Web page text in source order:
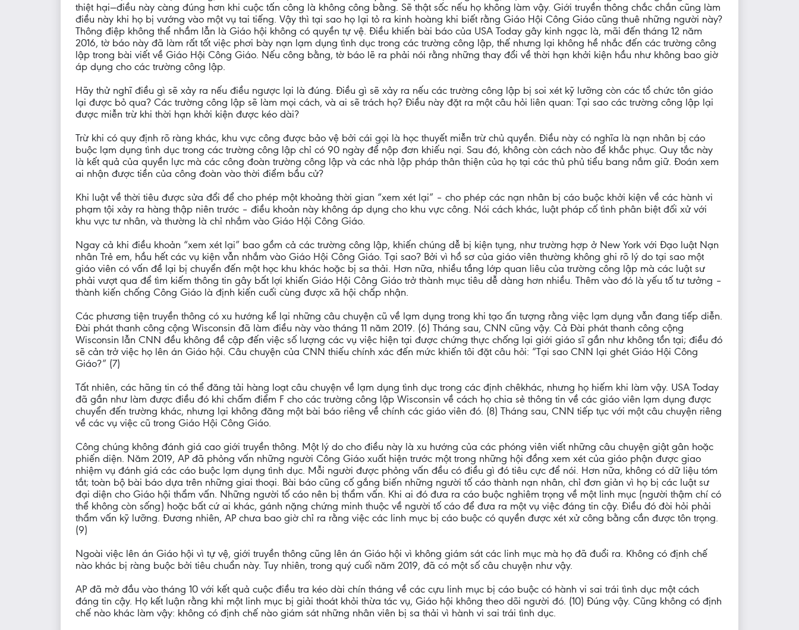
thiệt hại—điều này càng đúng hơn khi cuộc tấn công là không công bằng. Sẽ thật sốc nếu họ không làm vậy. Giới truyền thông chắc chắn cũng làm
điều này khi họ bị vướng vào một vụ tai tiếng. Vậy thì tại sao họ lại tỏ ra kinh hoàng khi biết rằng Giáo Hội Công Giáo cũng thuê những người này?
Thông điệp không thể nhầm lẫn là Giáo hội không có quyền tự vệ. Điều khiến bài báo của USA Today gây kinh ngạc là, mãi đến tháng 12 năm
2016, tờ báo này đã làm rất tốt việc phơi bày nạn lạm dụng tình dục trong các trường công lập, thế nhưng lại không hề nhắc đến các trường công
lập trong bài viết về Giáo Hội Công Giáo. Nếu công bằng, tờ báo lẽ ra phải nói rằng những thay đổi về thời hạn khởi kiện hầu như không bao giờ
áp dụng cho các trường công lập.
Hãy thử nghĩ điều gì sẽ xảy ra nếu điều ngược lại là đúng. Điều gì sẽ xảy ra nếu các trường công lập bị soi xét kỹ lưỡng còn các tổ chức tôn giáo
lại được bỏ qua? Các trường công lập sẽ làm mọi cách, và ai sẽ trách họ? Điều này đặt ra một câu hỏi liên quan: Tại sao các trường công lập lại
được miễn trừ khi thời hạn khởi kiện được kéo dài?
Trừ khi có quy định rõ ràng khác, khu vực công được bảo vệ bởi cái gọi là học thuyết miễn trừ chủ quyền. Điều này có nghĩa là nạn nhân bị cáo
buộc lạm dụng tình dục trong các trường công lập chỉ có 90 ngày để nộp đơn khiếu nại. Sau đó, không còn cách nào để khắc phục. Quy tắc này
là kết quả của quyền lực mà các công đoàn trường công lập và các nhà lập pháp thân thiện của họ tại các thủ phủ tiểu bang nắm giữ. Đoán xem
ai nhận được tiền của công đoàn vào thời điểm bầu cử?
Khi luật về thời tiêu được sửa đổi để cho phép một khoảng thời gian “xem xét lại” – cho phép các nạn nhân bị cáo buộc khởi kiện về các hành vi
phạm tội xảy ra hàng thập niên trước – điều khoản này không áp dụng cho khu vực công. Nói cách khác, luật pháp cố tình phân biệt đối xử với
khu vực tư nhân, và thường là chỉ nhắm vào Giáo Hội Công Giáo.
Ngay cả khi điều khoản “xem xét lại” bao gồm cả các trường công lập, khiến chúng dễ bị kiện tụng, như trường hợp ở New York với Đạo luật Nạn
nhân Trẻ em, hầu hết các vụ kiện vẫn nhắm vào Giáo Hội Công Giáo. Tại sao? Bởi vì hồ sơ của giáo viên thường không ghi rõ lý do tại sao một
giáo viên có vấn đề lại bị chuyển đến một học khu khác hoặc bị sa thải. Hơn nữa, nhiều tầng lớp quan liêu của trường công lập mà các luật sư
phải vượt qua để tìm kiếm thông tin gây bất lợi khiến Giáo Hội Công Giáo trở thành mục tiêu dễ dàng hơn nhiều. Thêm vào đó là yếu tố tư tưởng –
thành kiến chống Công Giáo là định kiến cuối cùng được xã hội chấp nhận.
Các phương tiện truyền thông có xu hướng kể lại những câu chuyện cũ về lạm dụng trong khi tạo ấn tượng rằng việc lạm dụng vẫn đang tiếp diễn.
Đài phát thanh công cộng Wisconsin đã làm điều này vào tháng 11 năm 2019. (6) Tháng sau, CNN cũng vậy. Cả Đài phát thanh công cộng
Wisconsin lẫn CNN đều không đề cập đến việc số lượng các vụ việc hiện tại được chứng thực chống lại giới giáo sĩ gần như không tồn tại; điều đó
sẽ cản trở việc họ lên án Giáo hội. Câu chuyện của CNN thiếu chính xác đến mức khiến tôi đặt câu hỏi: “Tại sao CNN lại ghét Giáo Hội Công
Giáo?” (7)
Tất nhiên, các hãng tin có thể đăng tải hàng loạt câu chuyện về lạm dụng tình dục trong các định chêkhác, nhưng họ hiếm khi làm vậy. USA Today
đã gần như làm được điều đó khi chấm điểm F cho các trường công lập Wisconsin về cách họ chia sẻ thông tin về các giáo viên lạm dụng được
chuyển đến trường khác, nhưng lại không đăng một bài báo riêng về chính các giáo viên đó. (8) Tháng sau, CNN tiếp tục với một câu chuyện riêng
về các vụ việc cũ trong Giáo Hội Công Giáo.
Công chúng không đánh giá cao giới truyền thông. Một lý do cho điều này là xu hướng của các phóng viên viết những câu chuyện giật gân hoặc
phiến diện. Năm 2019, AP đã phỏng vấn những người Công Giáo xuất hiện trước một trong những hội đồng xem xét của giáo phận được giao
nhiệm vụ đánh giá các cáo buộc lạm dụng tình dục. Mỗi người được phỏng vấn đều có điều gì đó tiêu cực để nói. Hơn nữa, không có dữ liệu tóm
tắt; toàn bộ bài báo dựa trên những giai thoại. Bài báo cũng cố gắng biến những người tố cáo thành nạn nhân, chỉ đơn giản vì họ bị các luật sư
đại diện cho Giáo hội thẩm vấn. Những người tố cáo nên bị thẩm vấn. Khi ai đó đưa ra cáo buộc nghiêm trọng về một linh mục (người thậm chí có
thể không còn sống) hoặc bất cứ ai khác, gánh nặng chứng minh thuộc về người tố cáo để đưa ra một vụ việc đáng tin cậy. Điều đó đòi hỏi phải
thẩm vấn kỹ lưỡng. Đương nhiên, AP chưa bao giờ chỉ ra rằng việc các linh mục bị cáo buộc có quyền được xét xử công bằng cần được tôn trọng.
(9)
Ngoài việc lên án Giáo hội vì tự vệ, giới truyền thông cũng lên án Giáo hội vì không giám sát các linh mục mà họ đã đuổi ra. Không có định chế
nào khác bị ràng buộc bởi tiêu chuẩn này. Tuy nhiên, trong quý cuối năm 2019, đã có một số câu chuyện như vậy.
AP đã mở đầu vào tháng 10 với kết quả cuộc điều tra kéo dài chín tháng về các cựu linh mục bị cáo buộc có hành vi sai trái tình dục một cách
đáng tin cậy. Họ kết luận rằng khi một linh mục bị giải thoát khỏi thừa tác vụ, Giáo hội không theo dõi người đó. (10) Đúng vậy. Cũng không có định
chế nào khác làm vậy: không có định chế nào giám sát những nhân viên bị sa thải vì hành vi sai trái tình dục.